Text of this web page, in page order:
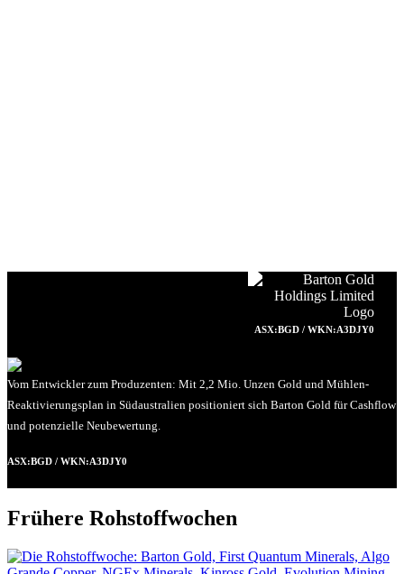
ASX:BGD / WKN:A3DJY0
Vom Entwickler zum Produzenten: Mit 2,2 Mio. Unzen Gold und Mühlen-
Reaktivierungsplan in Südaustralien positioniert sich Barton Gold für Cashflow
und potenzielle Neubewertung.
ASX:BGD / WKN:A3DJY0
Frühere Rohstoffwochen